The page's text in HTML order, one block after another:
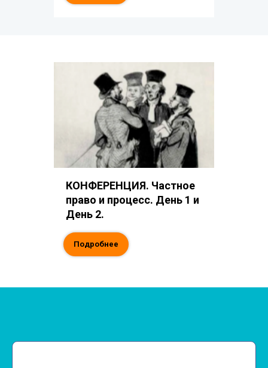
КОНФЕРЕНЦИЯ. Частное
право и процесс. День 1 и
День 2.
Подробнее